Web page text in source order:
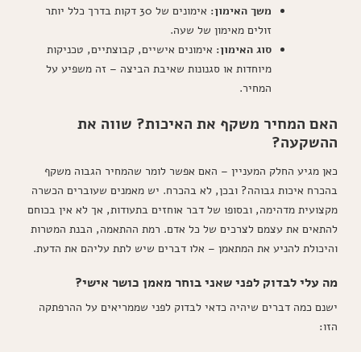
משך האימון:
אימונים של 30 דקות בדרך כלל יותר
זולים מאימון של שעה.
סוג האימון: אימונים אישיים, קבוצתיים, טכניקות
מיוחדות או סגנונות שאיבת הביצה – זה משפיע על
המחיר.
האם המחיר משקף את האיכות? שווה את
ההשקעה?
כאן מגיע החלק המעניין – האם אפשר לומר שהמחיר הגבוה משקף
בהכרח איכות גבוהה? ובכן, לא בהכרח. יש מאמנים שעוברים הכשרה
מקצועית מדהימה, ובסופו של דבר אוחזים בתעודות, אך לא אין בכוחם
להתאים את עצמם לצרכים של כל אדם. רמת ההתאמה, הבנת המטרות
והיכולת להניע את המתאמן – אלו דברים שיש לתת עליהם את הדעת.
מה עלי לבדוק לפני שאני בוחר מאמן כושר אישי?
ישנם כמה דברים שיהיה כדאי לבדוק לפני שממריאים על ההרפתקה
הזו: